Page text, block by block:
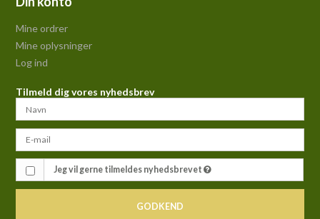
Mine ordrer
Mine oplysninger
Log ind
Tilmeld dig vores nyhedsbrev
Jeg vil gerne tilmeldes nyhedsbrevet
GODKEND